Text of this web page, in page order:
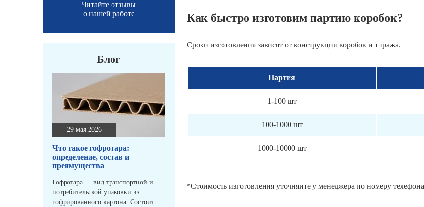
Читайте отзывы
о нашей работе
Блог
29 мая 2026
Что такое гофротара:
определение, состав и
преимущества
Гофротара — вид транспортной и
потребительской упаковки из
гофрированного картона. Состоит
Как быстро изготовим партию коробок?
Сроки изготовления зависят от конструкции коробок и тиража.
Партия
1-100 шт
100-1000 шт
1000-10000 шт
*Стоимость изготовления уточняйте у менеджера по номеру телефона